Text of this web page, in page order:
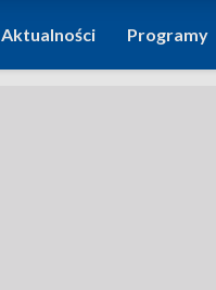
Aktualności Programy